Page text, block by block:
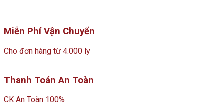
Miễn Phí Vận Chuyển
Cho đơn hàng từ 4.000 ly
Thanh Toán An Toàn
CK An Toàn 100%